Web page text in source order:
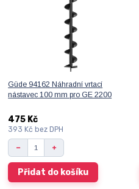
Güde 94162 Náhradní vrtací
nástavec 100 mm pro GE 2200
475 Kč
393 Kč bez DPH
Přidat do košíku